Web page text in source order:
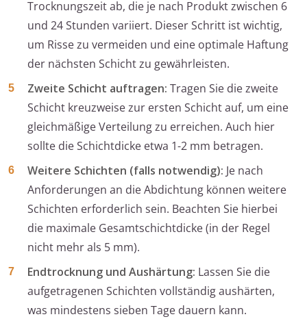
Trocknungszeit ab, die je nach Produkt zwischen 6
und 24 Stunden variiert. Dieser Schritt ist wichtig,
um Risse zu vermeiden und eine optimale Haftung
der nächsten Schicht zu gewährleisten.
Zweite Schicht auftragen: Tragen Sie die zweite
Schicht kreuzweise zur ersten Schicht auf, um eine
gleichmäßige Verteilung zu erreichen. Auch hier
sollte die Schichtdicke etwa 1-2 mm betragen.
Weitere Schichten (falls notwendig): Je nach
Anforderungen an die Abdichtung können weitere
Schichten erforderlich sein. Beachten Sie hierbei
die maximale Gesamtschichtdicke (in der Regel
nicht mehr als 5 mm).
Endtrocknung und Aushärtung: Lassen Sie die
aufgetragenen Schichten vollständig aushärten,
was mindestens sieben Tage dauern kann.